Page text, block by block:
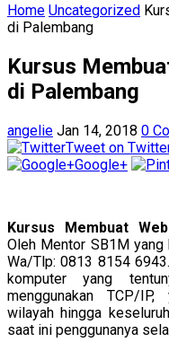
Home Uncategorized
di Palembang
Kursus
di Palembang
angelie Jan 14, 2018 0
Tweet on
Google+
Kursus Membuat
Oleh Mentor SB1M
Wa/Tlp: 0813 8154
komputer yang
menggunakan TCP/
wilayah hingga
saat ini penggunanya